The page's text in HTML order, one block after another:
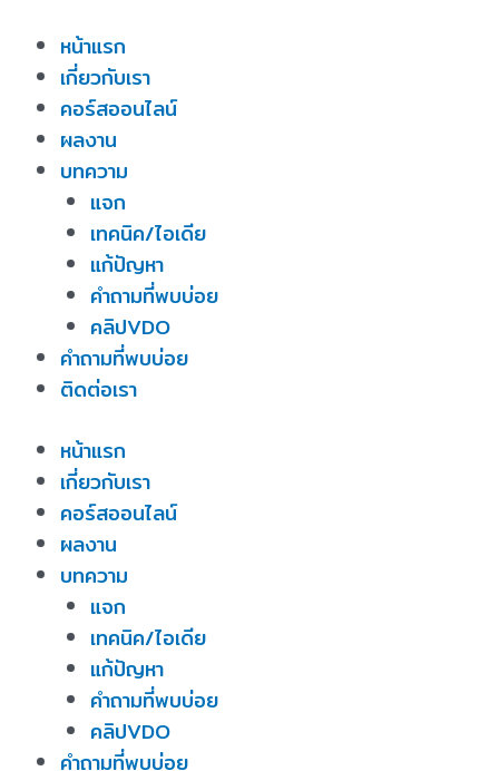
content
หน้าแรก
เกี่ยวกับเรา
คอร์สออนไลน์
ผลงาน
บทความ
แจก
เทคนิค/ไอเดีย
แก้ปัญหา
คำถามที่พบบ่อย
คลิปVDO
คำถามที่พบบ่อย
ติดต่อเรา
หน้าแรก
เกี่ยวกับเรา
คอร์สออนไลน์
ผลงาน
บทความ
แจก
เทคนิค/ไอเดีย
แก้ปัญหา
คำถามที่พบบ่อย
คลิปVDO
คำถามที่พบบ่อย